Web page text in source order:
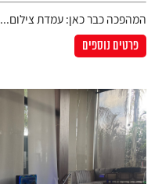
המהפכה כבר כאן: עמדת צילום...
פרטים נוספים